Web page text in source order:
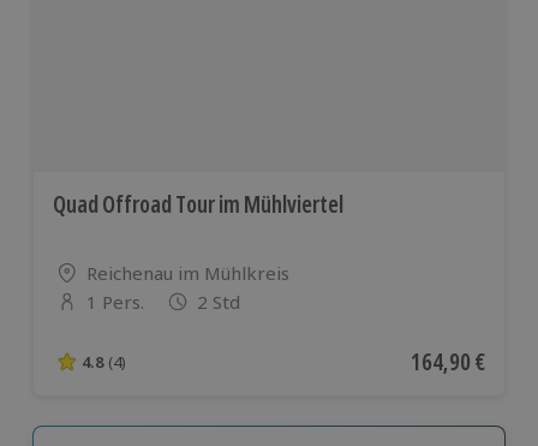
Quad Offroad Tour im Mühlviertel
Standort
Reichenau im Mühlkreis
Anzahl der Teilnehmer
1 Pers. 2 Std
4.8 von 5 Sternen basierend auf 4 Bewertungen
4.8 (4) Aktueller Preis
164,90 €